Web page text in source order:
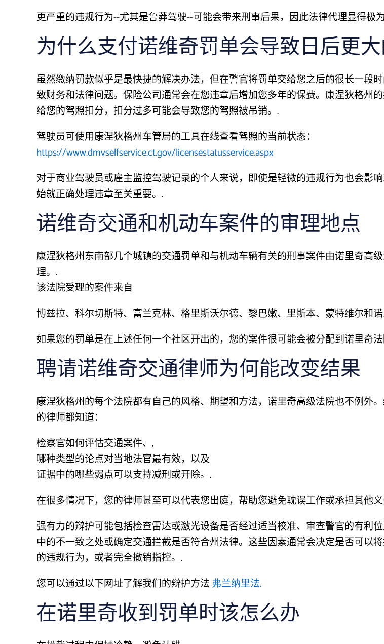
更严重的违规行为--尤其是鲁莽驾驶--可能会带来刑事后果，因此法律代理显得极
为什么支付诺维奇罚单会导致日后更大
虽然缴纳罚款似乎是最快捷的解决办法，但在警官将罚单交给您之后的很长一段
致财务和法律问题。保险公司通常会在您违章后增加您多年的保费。康涅狄格州
给您的驾照扣分，扣分过多可能会导致您的驾照被吊销。.
驾驶员可使用康涅狄格州车管局的工具在线查看驾照的当前状态：
https://www.dmvselfservice.ct.gov/licensestatusservice.aspx
对于商业驾驶员或雇主监控驾驶记录的个人来说，即使是轻微的违规行为也会影
始就正确处理违章至关重要。.
诺维奇交通和机动车案件的审理地点
康涅狄格州东南部几个城镇的交通罚单和与机动车辆有关的刑事案件由诺里奇高级
理。.
该法院受理的案件来自
博兹拉、科尔切斯特、富兰克林、格里斯沃尔德、黎巴嫩、里斯本、蒙特维尔和
如果您的罚单是在上述任何一个社区开出的，您的案件很可能会被分配到诺里奇
聘请诺维奇交通律师为何能改变结果
康涅狄格州的每个法院都有自己的风格、期望和方法，诺里奇高级法院也不例外
的律师都知道：
检察官如何评估交通案件、,
哪种类型的论点对当地法官最有效，以及
证据中的哪些弱点可以支持减刑或开除。.
在很多情况下，您的律师甚至可以代表您出庭，帮助您避免耽误工作或承担其他
强有力的辩护可能包括检查雷达或激光设备是否经过适当校准、审查警官的有利
中的不一致之处或确定交通拦截是否符合州法律。这些因素通常会决定是否可以
的违规行为，或者完全撤销指控。.
您可以通过以下网址了解我们的辩护方法弗兰纳里法.
在诺里奇收到罚单时该怎么办